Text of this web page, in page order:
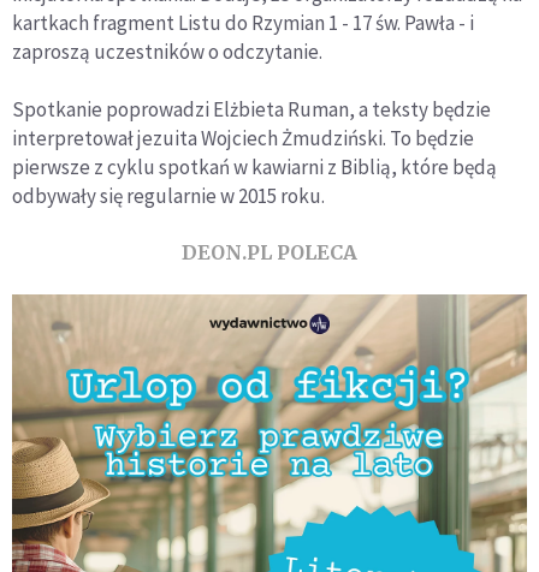
kartkach fragment Listu do Rzymian 1 - 17 św. Pawła - i
zaproszą uczestników o odczytanie.
Spotkanie poprowadzi Elżbieta Ruman, a teksty będzie
interpretował jezuita Wojciech Żmudziński. To będzie
pierwsze z cyklu spotkań w kawiarni z Biblią, które będą
odbywały się regularnie w 2015 roku.
DEON.PL POLECA